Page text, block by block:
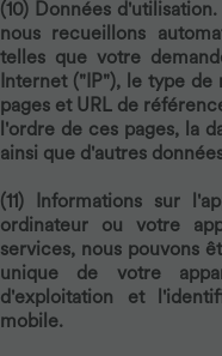
(10) Données d'utilisation.
nous recueillons
telles que votre
Internet ("IP"), le type
pages et URL de
l'ordre de ces pages, la
ainsi que d'autres
(11) Informations sur
ordinateur ou votre
services, nous pouvons
unique de votre
d'exploitation et
mobile.